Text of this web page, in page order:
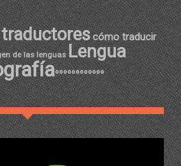
cómo traducir
de las lenguas Lengua
ºººººººººººº